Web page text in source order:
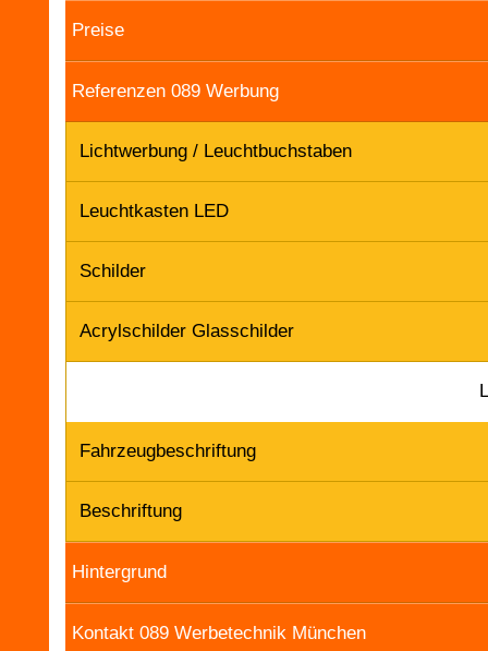
Preise
Referenzen 089 Werbung
Lichtwerbung / Leuchtbuchstaben
Leuchtkasten LED
Schilder
Acrylschilder Glasschilder
Fahrzeugbeschriftung
Beschriftung
Hintergrund
Kontakt 089 Werbetechnik München